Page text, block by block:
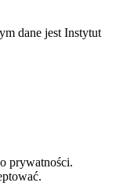
dane jest Instytut
prywatności.